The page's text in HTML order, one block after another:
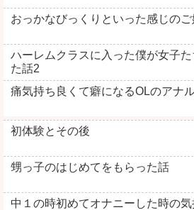
おっかなびっくりといった感じの
ハーレムクラスに入った僕が女子
た話2
痛気持ち良くて癖になるOLのアナ
初体験とその後
甥っ子のはじめてをもらった話
中１の時初めてオナニーした時の気